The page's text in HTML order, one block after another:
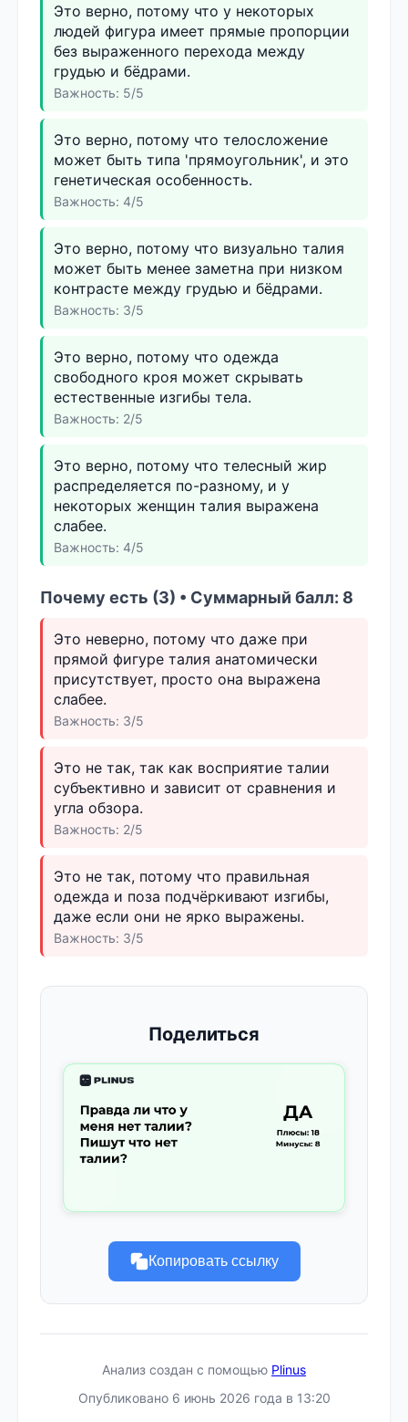
Это верно, потому что у некоторых
людей фигура имеет прямые пропорции
без выраженного перехода между
грудью и бёдрами.
Важность: 5/5
Это верно, потому что телосложение
может быть типа 'прямоугольник', и это
генетическая особенность.
Важность: 4/5
Это верно, потому что визуально талия
может быть менее заметна при низком
контрасте между грудью и бёдрами.
Важность: 3/5
Это верно, потому что одежда
свободного кроя может скрывать
естественные изгибы тела.
Важность: 2/5
Это верно, потому что телесный жир
распределяется по-разному, и у
некоторых женщин талия выражена
слабее.
Важность: 4/5
Почему есть (3) • Суммарный балл: 8
Это неверно, потому что даже при
прямой фигуре талия анатомически
присутствует, просто она выражена
слабее.
Важность: 3/5
Это не так, так как восприятие талии
субъективно и зависит от сравнения и
угла обзора.
Важность: 2/5
Это не так, потому что правильная
одежда и поза подчёркивают изгибы,
даже если они не ярко выражены.
Важность: 3/5
Поделиться
Копировать ссылку
Анализ создан с помощью Plinus
Опубликовано 6 июнь 2026 года в 13:20